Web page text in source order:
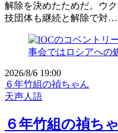
解除を決めたためだ。ウ
技団体も継続と解除で対…
2026/8/6 19:00
６年竹組の禎ちゃん
天声人語
６年竹組の禎ち